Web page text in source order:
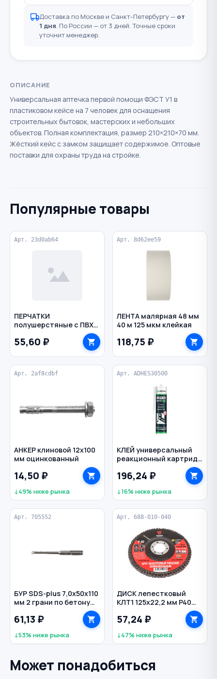
Доставка по Москве и Санкт-Петербургу — от
1 дня. По России — от 3 дней. Точные сроки
уточнит менеджер.
ОПИСАНИЕ
Универсальная аптечка первой помощи ФЭСТ У1 в
пластиковом кейсе на 7 человек для оснащения
строительных бытовок, мастерских и небольших
объектов. Полная комплектация, размер 210×210×70 мм.
Жёсткий кейс с замком защищает содержимое. Оптовые
поставки для охраны труда на стройке.
Популярные товары
Арт. 23d0ab64
ПЕРЧАТКИ
полушерстяные с ПВХ
двойные цв. черный
55,60 ₽
Арт. 8d62ee59
ЛЕНТА малярная 48 мм
40 м 125 мкм клейкая
118,75 ₽
Арт. 2af8cdbf
АНКЕР клиновой 12х100
мм оцинкованный
14,50 ₽
↓49% ниже рынка
Арт. ADHES30500
КЛЕЙ универсальный
реакционный картридж
350 г ULTIMA цв. белый
196,24 ₽
↓16% ниже рынка
Арт. 705552
БУР SDS-plus 7,0х50х110
мм 2 грани по бетону
61,13 ₽
↓53% ниже рынка
Арт. 688-010-040
ДИСК лепестковый
КЛТ1 125х22,2 мм P40
HEADROCK
57,24 ₽
↓47% ниже рынка
Может понадобиться